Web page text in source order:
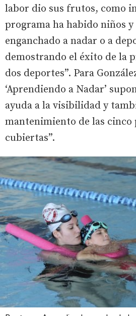
labor dio sus frutos, como
programa ha habido niños y
enganchado a nadar o a
demostrando el éxito de la
dos deportes”. Para
‘Aprendiendo a Nadar’
ayuda a la visibilidad y
mantenimiento de las cinco
cubiertas”.